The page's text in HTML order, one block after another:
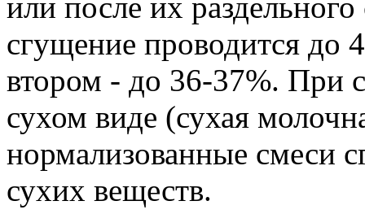
сгущение проводится до
втором - до 36-37%. При
сухом виде (сухая
нормализованные смеси
сухих веществ.